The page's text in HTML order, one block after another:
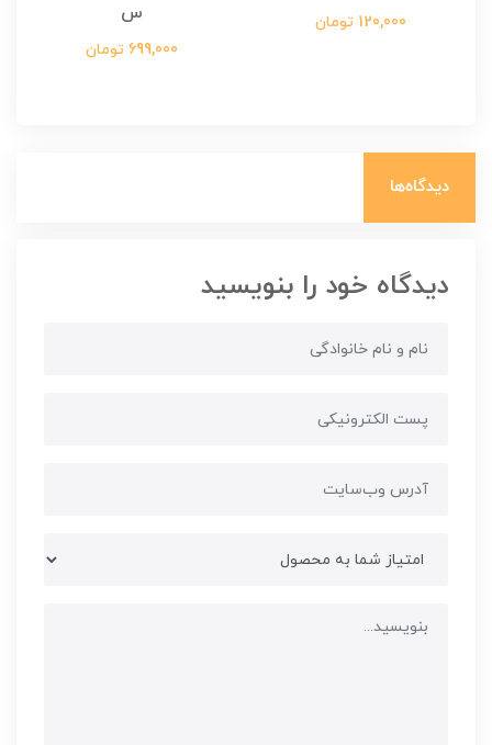
120,000 تومان
س
699,000 تومان
دیدگاه‌ها
دیدگاه خود را بنویسید